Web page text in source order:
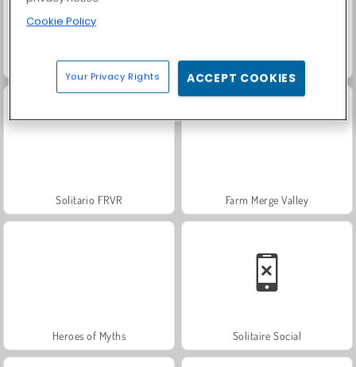
Trollface Quest: USA 2 Family Relics
Solitario FRVR Farm Merge Valley
Heroes of Myths Solitaire Social
Cookie Policy
Your Privacy Rights ACCEPT COOKIES